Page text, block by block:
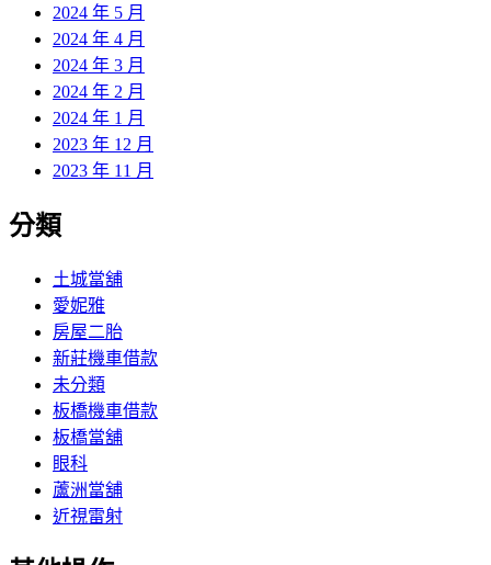
2024 年 5 月
2024 年 4 月
2024 年 3 月
2024 年 2 月
2024 年 1 月
2023 年 12 月
2023 年 11 月
分類
土城當舖
愛妮雅
房屋二胎
新莊機車借款
未分類
板橋機車借款
板橋當舖
眼科
蘆洲當舖
近視雷射